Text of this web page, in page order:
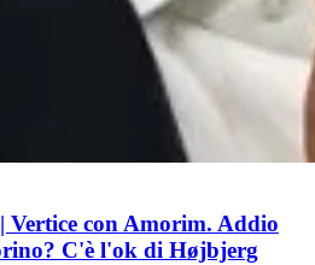
con Amorim. Addio
C'è l'ok di Højbjerg